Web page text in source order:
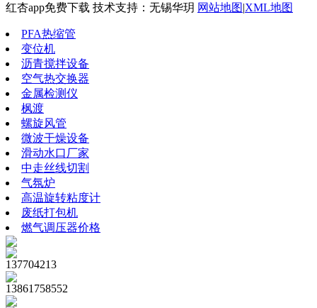
红杏app免费下载 技术支持：无锡华玥 网站地图|XML地图
PFA热缩管
变位机
沥青搅拌设备
空气热交换器
金属检测仪
枫渡
螺旋风管
微波干燥设备
滑动水口厂家
中走丝线切割
气氛炉
高温旋转粘度计
废纸打包机
燃气调压器价格
137704213
13861758552